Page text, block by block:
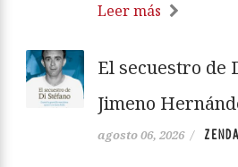
Leer más
El secuestro de
Jimeno
agosto 06, 2026 /